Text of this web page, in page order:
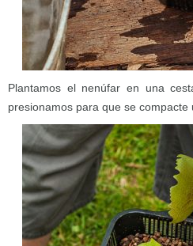
Plantamos el nenúfar en una
presionamos para que se compacte